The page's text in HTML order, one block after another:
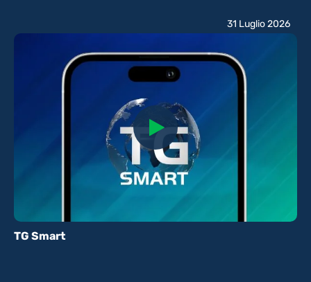
TG Smart
31 Luglio 2026